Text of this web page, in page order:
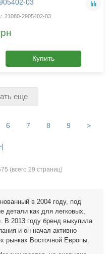
03
21080-2905402-03
Купить
еще
6 7 8 9 >
(всего 29 страниц)
в 2004 году, под
детали как для легковых,
В 2013 году бренд выкупила
и он начал активно
рынках Восточной Европы.